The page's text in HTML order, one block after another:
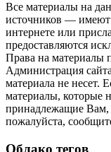
Все материалы на
источников — имеют
интернете или
предоставляются
Права на материалы
Администрация
материала не несет.
материалы, которые
принадлежащие
пожалуйста,
Облако тегов